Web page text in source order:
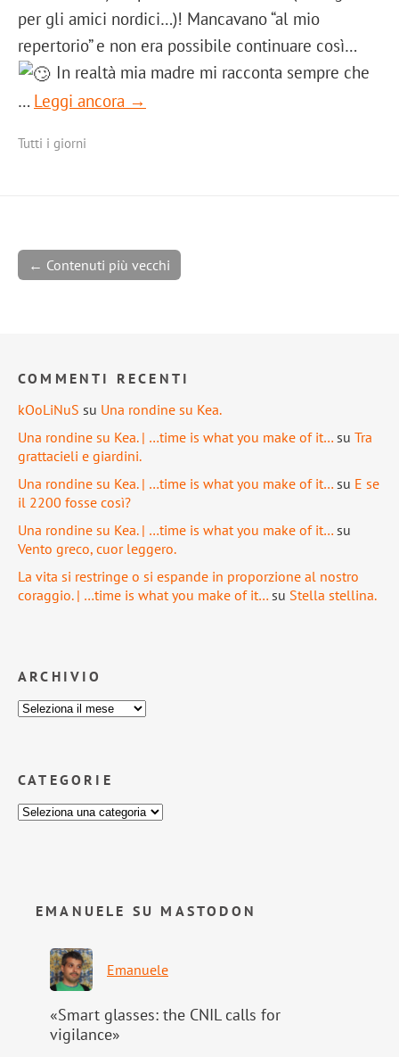
per gli amici nordici…)! Mancavano “al mio
repertorio” e non era possibile continuare così…
In realtà mia madre mi racconta sempre che
… Leggi ancora →
Tutti i giorni
← Contenuti più vecchi
COMMENTI RECENTI
kOoLiNuS su Una rondine su Kea.
Una rondine su Kea. | …time is what you make of it… su Tra
grattacieli e giardini.
Una rondine su Kea. | …time is what you make of it… su E se
il 2200 fosse così?
Una rondine su Kea. | …time is what you make of it… su
Vento greco, cuor leggero.
La vita si restringe o si espande in proporzione al nostro
coraggio. | …time is what you make of it… su Stella stellina.
ARCHIVIO
CATEGORIE
EMANUELE SU MASTODON
Emanuele
«Smart glasses: the CNIL calls for
vigilance»